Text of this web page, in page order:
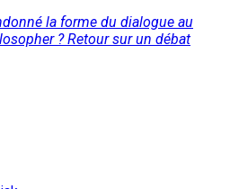
la forme du dialogue au
? Retour sur un débat